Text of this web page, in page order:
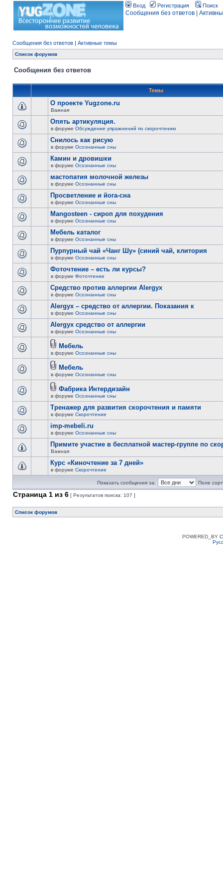
Вход Регистрация Поиск
Сообщения без ответов
Сообщения без ответов | Активные темы
Список форумов
Сообщения без ответов
Темы
О проекте Yugzone.ru
Важная
Опять артикуляция.
в форуме Обсуждение упражнений по скорочтению
Снилось как рисую
в форуме Осознанные сны
Камин и дровишки
в форуме Осознанные сны
мастопатия молочной железы
в форуме Осознанные сны
Просветление и йога-сна
в форуме Осознанные сны
Mangosteen - сироп для похудения
в форуме Осознанные сны
Мебель каталог
в форуме Осознанные сны
Пурпурный чай «Чанг Шу» (синий чай, клитория
в форуме Осознанные сны
Фоточтение – есть ли курсы?
в форуме Фоточтение
Cредство против аллергии Alergyx
в форуме Осознанные сны
Alergyx – средство от аллергии. Показания к
в форуме Осознанные сны
Alergyx средство от аллергии
в форуме Осознанные сны
Мебель
в форуме Осознанные сны
Мебель
в форуме Осознанные сны
Фабрика Интердизайн
в форуме Осознанные сны
Тренажер для развития скорочтения и памяти
в форуме Скорочтение
imp-mebeli.ru
в форуме Осознанные сны
Примите участие в бесплатной мастер-группе по
Важная
Курс «Киночтение за 7 дней»
в форуме Скорочтение
Показать сообщения за: Поле
Страница 1 из 6 [ Результатов поиска: 107 ]
Список форумов
POWERED_BY